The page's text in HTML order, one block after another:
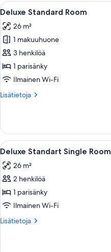
Avaa
kaikki
huonetyypin
Deluxe
Standard
Room
kuvat
5
Deluxe Standard Room
26 m²
1 makuuhuone
3 henkilöä
1 parisänky
Ilmainen Wi-Fi
Lisätietoja
Lisätietoja
Room
Avaa
kaikki
huonetyypin
Deluxe
Standart
Single
Room
5
Deluxe Standart Single Room
26 m²
2 henkilöä
1 parisänky
Ilmainen Wi-Fi
Lisätietoja
Lisätietoja